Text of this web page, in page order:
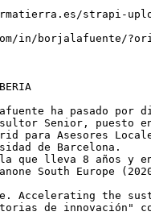
strapi-
borjalafuente/
ha pasado
Senior, puesto
para Asesores
de Barcelona.
la que lleva 8 años
South Europe
Accelerating the
de innovación"